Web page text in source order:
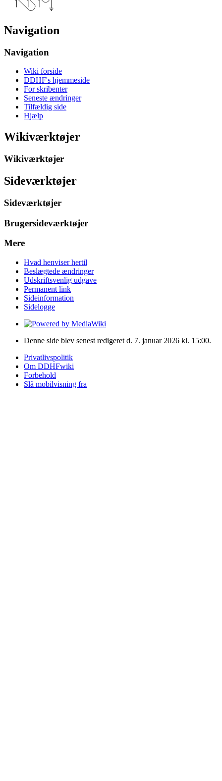
Navigation
Navigation
Wiki forside
DDHF's hjemmeside
For skribenter
Seneste ændringer
Tilfældig side
Hjælp
Wikiværktøjer
Wikiværktøjer
Sideværktøjer
Sideværktøjer
Brugersideværktøjer
Mere
Hvad henviser hertil
Beslægtede ændringer
Udskriftsvenlig udgave
Permanent link
Sideinformation
Sidelogge
Denne side blev senest redigeret d. 7. januar 2026 kl. 15:00.
Privatlivspolitik
Om DDHFwiki
Forbehold
Slå mobilvisning fra